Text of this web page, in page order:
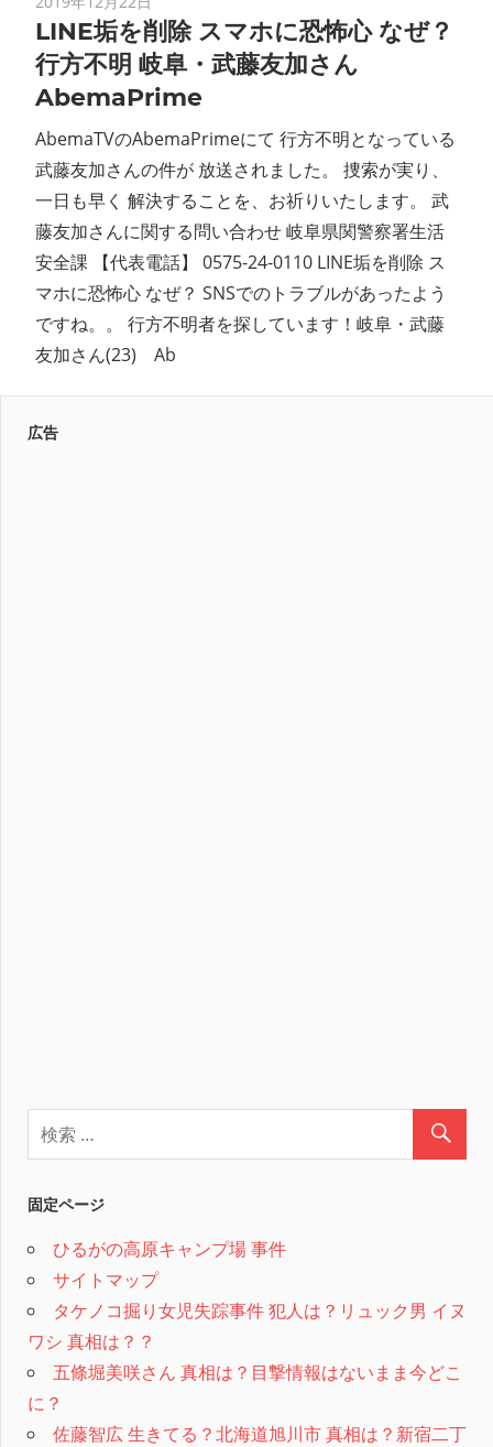
LINE垢を削除 スマホに恐怖心 なぜ？
行方不明 岐阜・武藤友加さん
AbemaPrime
AbemaTVのAbemaPrimeにて 行方不明となっている
武藤友加さんの件が 放送されました。 捜索が実り、
一日も早く 解決することを、お祈りいたします。 武
藤友加さんに関する問い合わせ 岐阜県関警察署生活
安全課 【代表電話】 0575-24-0110 LINE垢を削除 ス
マホに恐怖心 なぜ？ SNSでのトラブルがあったよう
ですね。。 行方不明者を探しています！岐阜・武藤
友加さん(23) Ab
広告
固定ページ
ひるがの高原キャンプ場 事件
サイトマップ
タケノコ掘り女児失踪事件 犯人は？リュック男 イヌ
ワシ 真相は？？
五條堀美咲さん 真相は？目撃情報はないまま今どこ
に？
佐藤智広 生きてる？北海道旭川市 真相は？新宿二丁